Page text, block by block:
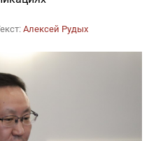
Алексей Рудых